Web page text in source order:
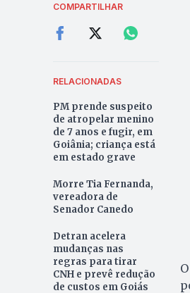
COMPARTILHAR
RELACIONADAS
PM prende suspeito
de atropelar menino
de 7 anos e fugir, em
Goiânia; criança está
em estado grave
Morre Tia Fernanda,
vereadora de
Senador Canedo
Detran acelera
mudanças nas
regras para tirar
CNH e prevê redução
de custos em Goiás